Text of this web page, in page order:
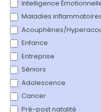
Intelligence
Maladies
Acouphènes/
Enfance
Entreprise
Séniors
Adolescence
Cancer
Pré-post natalité